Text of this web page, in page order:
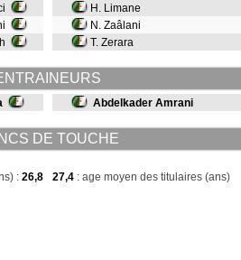
H. Limane
N. Zaâlani
T. Zerara
Abdelkader Amrani
DE TOUCHE
: 26,8 27,4 : age moyen des titulaires (ans)